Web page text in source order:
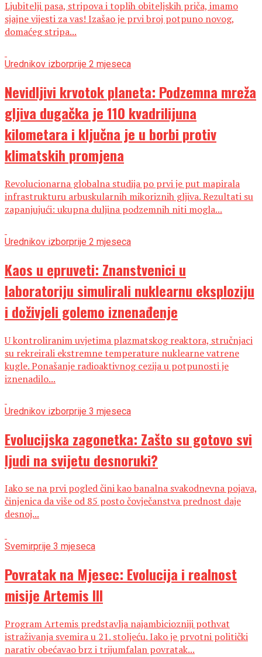
Ljubitelji pasa, stripova i toplih obiteljskih priča, imamo
sjajne vijesti za vas! Izašao je prvi broj potpuno novog,
domaćeg stripa...
Urednikov izborprije 2 mjeseca
Nevidljivi krvotok planeta: Podzemna mreža
gljiva dugačka je 110 kvadrilijuna
kilometara i ključna je u borbi protiv
klimatskih promjena
Revolucionarna globalna studija po prvi je put mapirala
infrastrukturu arbuskularnih mikoriznih gljiva. Rezultati su
zapanjujući: ukupna duljina podzemnih niti mogla...
Urednikov izborprije 2 mjeseca
Kaos u epruveti: Znanstvenici u
laboratoriju simulirali nuklearnu eksploziju
i doživjeli golemo iznenađenje
U kontroliranim uvjetima plazmatskog reaktora, stručnjaci
su rekreirali ekstremne temperature nuklearne vatrene
kugle. Ponašanje radioaktivnog cezija u potpunosti je
iznenadilo...
Urednikov izborprije 3 mjeseca
Evolucijska zagonetka: Zašto su gotovo svi
ljudi na svijetu desnoruki?
Iako se na prvi pogled čini kao banalna svakodnevna pojava,
činjenica da više od 85 posto čovječanstva prednost daje
desnoj...
Svemirprije 3 mjeseca
Povratak na Mjesec: Evolucija i realnost
misije Artemis III
Program Artemis predstavlja najambiciozniji pothvat
istraživanja svemira u 21. stoljeću. Iako je prvotni politički
narativ obećavao brz i trijumfalan povratak...